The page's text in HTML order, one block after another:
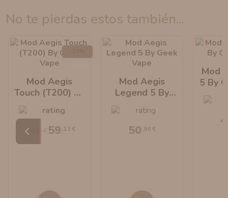
no te pierdas estos también...
Mod Aegis
Touch (T200) By
73,90 € 59 ,12 €
Mod Aegis
Legend 5 By
50 ,90 €
Mod
5 By